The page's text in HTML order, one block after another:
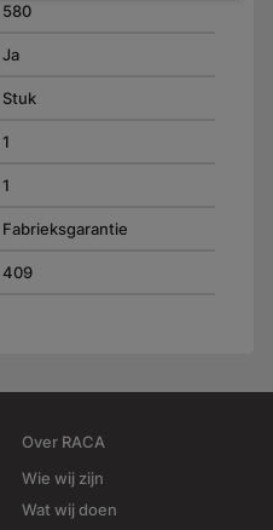
580
Ja
Stuk
1
1
Fabrieksgarantie
409
Over RACA
Wie wij zijn
Wat wij doen